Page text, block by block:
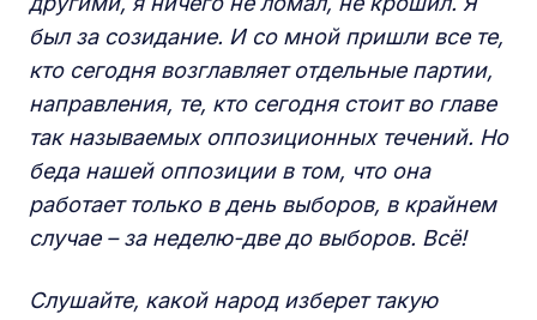
был за созидание. И со мной пришли все те,
кто сегодня возглавляет отдельные партии,
направления, те, кто сегодня стоит во главе
так называемых оппозиционных течений. Но
беда нашей оппозиции в том, что она
работает только в день выборов, в крайнем
случае – за неделю-две до выборов. Всё!
Слушайте, какой народ изберет такую